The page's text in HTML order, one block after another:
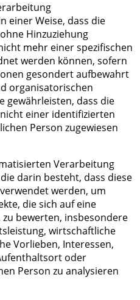
einer Weise, dass die
Hinzuziehung
mehr einer spezifischen
werden können, sofern
gesondert aufbewahrt
organisatorischen
gewährleisten, dass die
einer identifizierten
Person zugewiesen
Verarbeitung
darin besteht, dass diese
werden, um
die sich auf eine
bewerten, insbesondere
wirtschaftliche
Vorlieben, Interessen,
oder
Person zu analysieren